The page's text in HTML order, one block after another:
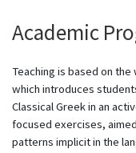
Academic
Teaching is based on
which introduces
Classical Greek in an
focused exercises,
patterns implicit in the